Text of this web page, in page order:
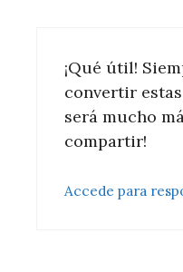
¡Qué útil!
convertir
será mucho
compartir!
Accede para